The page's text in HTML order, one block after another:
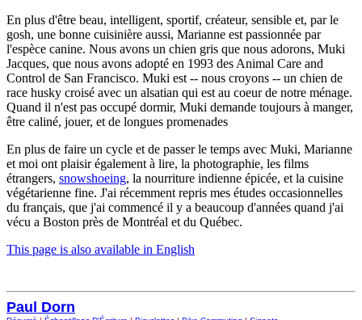
En plus d'être beau, intelligent, sportif, créateur, sensible et, par le
gosh, une bonne cuisinière aussi, Marianne est passionnée par
l'espèce canine. Nous avons un chien gris que nous adorons, Muki
Jacques, que nous avons adopté en 1993 des Animal Care and
Control de San Francisco. Muki est -- nous croyons -- un chien de
race husky croisé avec un alsatian qui est au coeur de notre ménage.
Quand il n'est pas occupé dormir, Muki demande toujours à manger,
être caliné, jouer, et de longues promenades
En plus de faire un cycle et de passer le temps avec Muki, Marianne
et moi ont plaisir également à lire, la photographie, les films
étrangers, snowshoeing, la nourriture indienne épicée, et la cuisine
végétarienne fine. J'ai récemment repris mes études occasionnelles
du français, que j'ai commencé il y a beaucoup d'années quand j'ai
vécu a Boston près de Montréal et du Québec.
This page is also available in English
Paul Dorn